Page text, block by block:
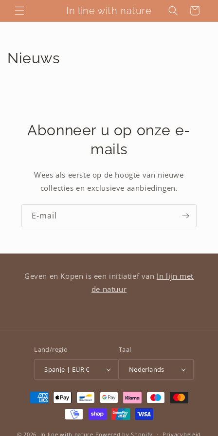
naar de
content
In line with nature Winkelwagen
Nieuws
Abonneer u op onze e-
mails
Wees als eerste op de hoogte van nieuwe
collecties en exclusieve aanbiedingen.
E‑mail
Geven en Kopen is een initiatief van In lijn met
de natuur
Land/regio
Spanje | EUR €
Taal
Nederlands
Betaalmethoden
© 2026, In line with nature Powered by Shopify Privacybeleid